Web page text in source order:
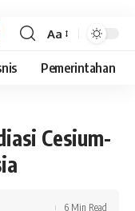
Aa
Pemerintahan
Cesium-
6 Min Read